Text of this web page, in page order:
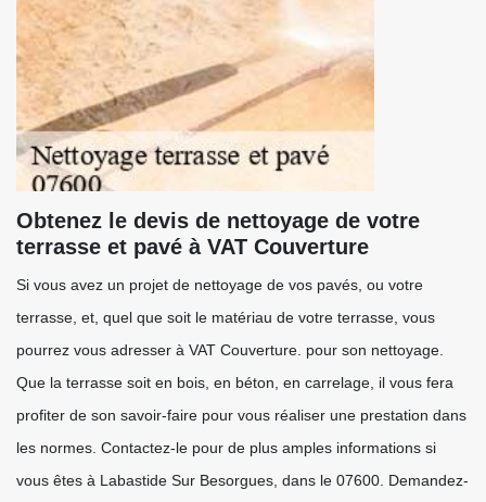
Obtenez le devis de nettoyage de votre
terrasse et pavé à VAT Couverture
Si vous avez un projet de nettoyage de vos pavés, ou votre
terrasse, et, quel que soit le matériau de votre terrasse, vous
pourrez vous adresser à VAT Couverture. pour son nettoyage.
Que la terrasse soit en bois, en béton, en carrelage, il vous fera
profiter de son savoir-faire pour vous réaliser une prestation dans
les normes. Contactez-le pour de plus amples informations si
vous êtes à Labastide Sur Besorgues, dans le 07600. Demandez-